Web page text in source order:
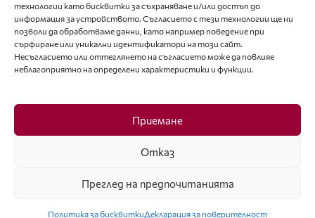
технологии като бисквитки за съхраняване и/или достъп до
информация за устройството. Съгласието с тези технологии ще ни
позволи да обработваме данни, като например поведение при
сърфиране или уникални идентификатори на този сайт.
Несъгласието или оттеглянето на съгласието може да повлияе
неблагоприятно на определени характеристики и функции.
Приемане
Отказ
Преглед на предпочитанията
Политика за бисквиткиДекларация за поверителност
editor@fashion-lifestyle.net
+359 88 227 33 47
Последвайте ни
Facebook
ISSN 1314-8915 Copyright © 2007-2025 Ot igla do konetz Ltd. & Fashion.bg